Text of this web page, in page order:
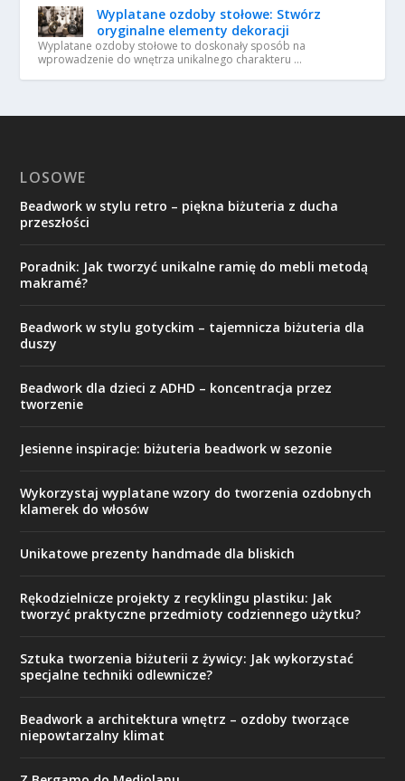
Wyplatane ozdoby stołowe: Stwórz
oryginalne elementy dekoracji
Wyplatane ozdoby stołowe to doskonały sposób na
wprowadzenie do wnętrza unikalnego charakteru …
LOSOWE
Beadwork w stylu retro – piękna biżuteria z ducha
przeszłości
Poradnik: Jak tworzyć unikalne ramię do mebli metodą
makramé?
Beadwork w stylu gotyckim – tajemnicza biżuteria dla
duszy
Beadwork dla dzieci z ADHD – koncentracja przez
tworzenie
Jesienne inspiracje: biżuteria beadwork w sezonie
Wykorzystaj wyplatane wzory do tworzenia ozdobnych
klamerek do włosów
Unikatowe prezenty handmade dla bliskich
Rękodzielnicze projekty z recyklingu plastiku: Jak
tworzyć praktyczne przedmioty codziennego użytku?
Sztuka tworzenia biżuterii z żywicy: Jak wykorzystać
specjalne techniki odlewnicze?
Beadwork a architektura wnętrz – ozdoby tworzące
niepowtarzalny klimat